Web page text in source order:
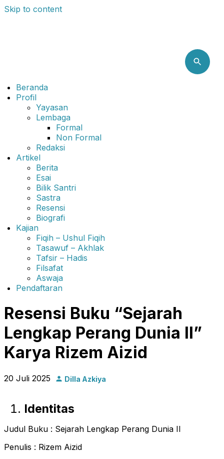
Skip to content
Beranda
Profil
Yayasan
Lembaga
Formal
Non Formal
Redaksi
Artikel
Berita
Esai
Bilik Santri
Sastra
Resensi
Biografi
Kajian
Fiqih – Ushul Fiqih
Tasawuf – Akhlak
Tafsir – Hadis
Filsafat
Aswaja
Pendaftaran
Resensi Buku “Sejarah
Lengkap Perang Dunia II”
Karya Rizem Aizid
20 Juli 2025 Dilla Azkiya
Identitas
Judul Buku : Sejarah Lengkap Perang Dunia II
Penulis : Rizem Aizid